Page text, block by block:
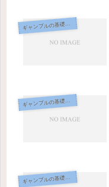
ギ
ャンブルの基礎知識
ギ
ャンブルの基礎知識
ギ
ャンブルの基礎知識